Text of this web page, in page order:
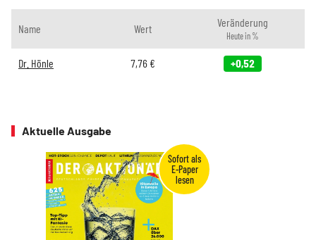
Name Wert Veränderung
Heute in %
Dr. Hönle 7,76 € +0,52
Aktuelle Ausgabe